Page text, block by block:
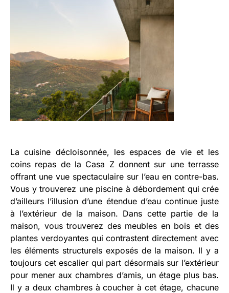
La cuisine décloisonnée, les espaces de vie et les
coins repas de la Casa Z donnent sur une terrasse
offrant une vue spectaculaire sur l’eau en contre-bas.
Vous y trouverez une piscine à débordement qui crée
d’ailleurs l’illusion d’une étendue d’eau continue juste
à l’extérieur de la maison. Dans cette partie de la
maison, vous trouverez des meubles en bois et des
plantes verdoyantes qui contrastent directement avec
les éléments structurels exposés de la maison. Il y a
toujours cet escalier qui part désormais sur l’extérieur
pour mener aux chambres d’amis, un étage plus bas.
Il y a deux chambres à coucher à cet étage, chacune